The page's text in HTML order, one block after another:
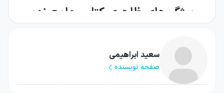
ویژگی‌های ظاهری کتاب جامع نهم
تشکیل شده است. این کتاب به صورت تمام رنگی
چاپ شده است و صفحه‌آرایی جذابی دارد. در
سعید ابراهیمی
صفحه نویسنده